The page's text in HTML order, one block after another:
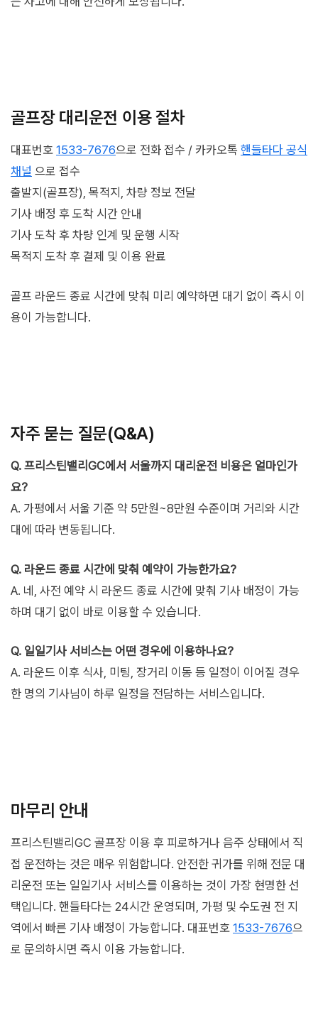
골프장 대리운전 이용 절차
대표번호 1533-7676으로 전화 접수 / 카카오톡 핸들타다 공식
채널 으로 접수
출발지(골프장), 목적지, 차량 정보 전달
기사 배정 후 도착 시간 안내
기사 도착 후 차량 인계 및 운행 시작
목적지 도착 후 결제 및 이용 완료
골프 라운드 종료 시간에 맞춰 미리 예약하면 대기 없이 즉시 이
용이 가능합니다.
자주 묻는 질문(Q&A)
Q. 프리스틴밸리GC에서 서울까지 대리운전 비용은 얼마인가
요?
A. 가평에서 서울 기준 약 5만원~8만원 수준이며 거리와 시간
대에 따라 변동됩니다.
Q. 라운드 종료 시간에 맞춰 예약이 가능한가요?
A. 네, 사전 예약 시 라운드 종료 시간에 맞춰 기사 배정이 가능
하며 대기 없이 바로 이용할 수 있습니다.
Q. 일일기사 서비스는 어떤 경우에 이용하나요?
A. 라운드 이후 식사, 미팅, 장거리 이동 등 일정이 이어질 경우
한 명의 기사님이 하루 일정을 전담하는 서비스입니다.
마무리 안내
프리스틴밸리GC 골프장 이용 후 피로하거나 음주 상태에서 직
접 운전하는 것은 매우 위험합니다. 안전한 귀가를 위해 전문 대
리운전 또는 일일기사 서비스를 이용하는 것이 가장 현명한 선
택입니다. 핸들타다는 24시간 운영되며, 가평 및 수도권 전 지
역에서 빠른 기사 배정이 가능합니다. 대표번호 1533-7676으
로 문의하시면 즉시 이용 가능합니다.